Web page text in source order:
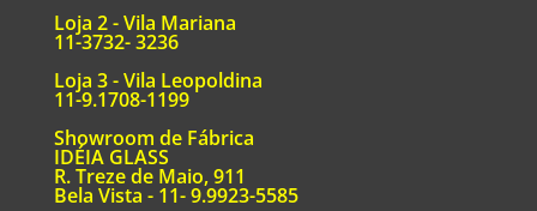
Loja 2 - Vila Mariana
11-3732- 3236
Loja 3 - Vila Leopoldina
11-9.1708-1199
Showroom de Fábrica
IDÉIA GLASS
R. Treze de Maio, 911
Bela Vista - 11- 9.9923-5585